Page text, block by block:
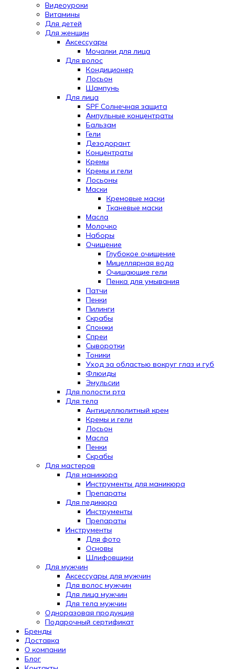
Видеоуроки
Витамины
Для детей
Для женщин
Аксессуары
Мочалки для лица
Для волос
Кондиционер
Лосьон
Шампунь
Для лица
SPF Солнечная защита
Ампульные концентраты
Бальзам
Гели
Дезодорант
Концентраты
Кремы
Кремы и гели
Лосьоны
Маски
Кремовые маски
Тканевые маски
Масла
Молочко
Наборы
Очищение
Глубокое очищение
Мицеллярная вода
Очищающие гели
Пенка для умывания
Патчи
Пенки
Пилинги
Скрабы
Спонжи
Спреи
Сыворотки
Тоники
Уход за областью вокруг глаз и губ
Флюиды
Эмульсии
Для полости рта
Для тела
Антицеллюлитный крем
Кремы и гели
Лосьон
Масла
Пенки
Скрабы
Для мастеров
Для маникюра
Инструменты для маникюра
Препараты
Для педикюра
Инструменты
Препараты
Инструменты
Для фото
Основы
Шлифовщики
Для мужчин
Аксессуары для мужчин
Для волос мужчин
Для лица мужчин
Для тела мужчин
Одноразовая продукция
Подарочный сертификат
Automatically
Hierarchic
Categories
Бренды
Доставка
О компании
Блог